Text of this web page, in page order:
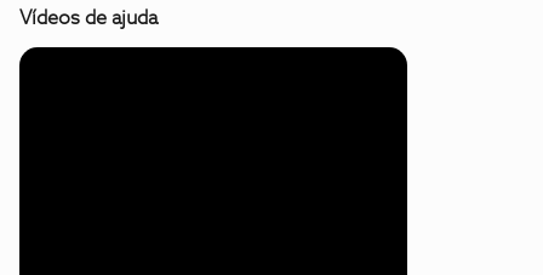
Vídeos de ajuda